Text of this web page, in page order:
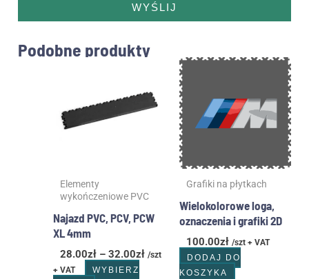
WYŚLIJ
Podobne produkty
Elementy
wykończeniowe PVC
Najazd PVC, PCV, PCW
XL 4mm
28.00zł – 32.00zł
od
28.00zł
32.00zł
/szt
+ VAT
WYBIERZ
wiele
wariantów.
na
stronie
produktu
Grafiki na płytkach
Wielokolorowe loga,
oznaczenia i grafiki 2D
100.00zł /szt + VAT
DODAJ DO
KOSZYKA